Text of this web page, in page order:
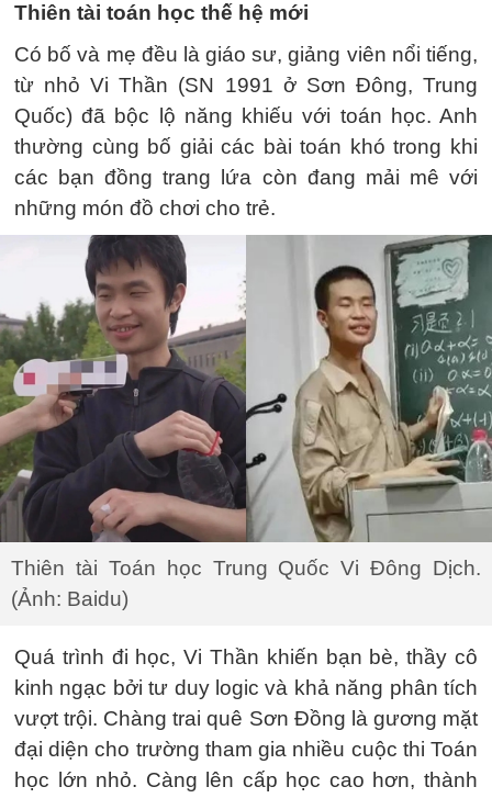
Thiên tài toán học thế hệ mới
Có bố và mẹ đều là giáo sư, giảng viên nổi tiếng,
từ nhỏ Vi Thần (SN 1991 ở Sơn Đông, Trung
Quốc) đã bộc lộ năng khiếu với toán học. Anh
thường cùng bố giải các bài toán khó trong khi
các bạn đồng trang lứa còn đang mải mê với
những món đồ chơi cho trẻ.
Thiên tài Toán học Trung Quốc Vi Đông Dịch.
(Ảnh: Baidu)
Quá trình đi học, Vi Thần khiến bạn bè, thầy cô
kinh ngạc bởi tư duy logic và khả năng phân tích
vượt trội. Chàng trai quê Sơn Đồng là gương mặt
đại diện cho trường tham gia nhiều cuộc thi Toán
học lớn nhỏ. Càng lên cấp học cao hơn, thành